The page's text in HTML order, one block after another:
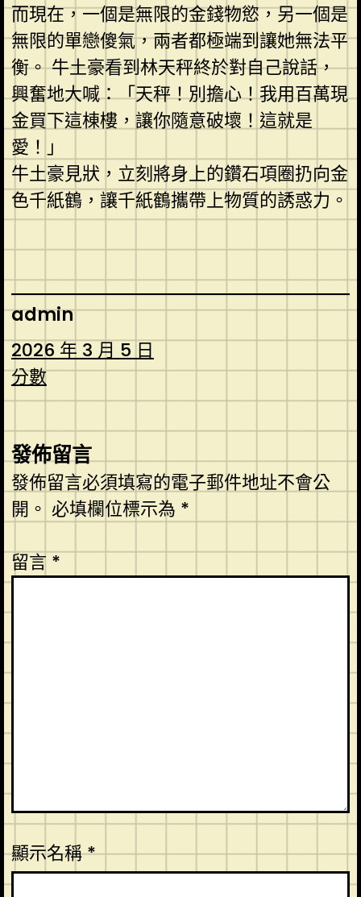
而現在，一個是無限的金錢物慾，另一個是
無限的單戀傻氣，兩者都極端到讓她無法平
衡。 牛土豪看到林天秤終於對自己說話，
興奮地大喊：「天秤！別擔心！我用百萬現
金買下這棟樓，讓你隨意破壞！這就是
愛！」
牛土豪見狀，立刻將身上的鑽石項圈扔向金
色千紙鶴，讓千紙鶴攜帶上物質的誘惑力。
admin
2026 年 3 月 5 日
分數
發佈留言
發佈留言必須填寫的電子郵件地址不會公
開。 必填欄位標示為 *
留言 *
顯示名稱*